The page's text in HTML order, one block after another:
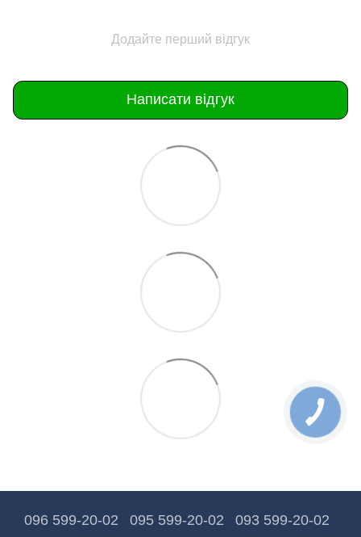
Додайте перший відгук
Написати відгук
096 599-20-02 095 599-20-02 093 599-20-02